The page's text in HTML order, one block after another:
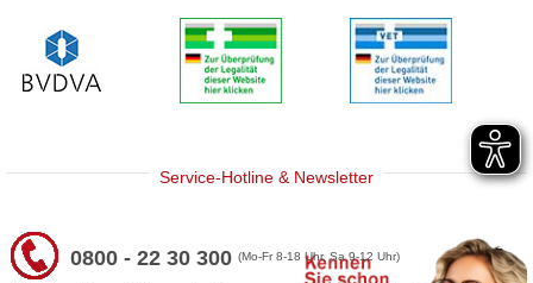
Service-Hotline & Newsletter
0800 - 22 30 300(Mo-Fr 8-18 Uhr, Sa 9-12 Uhr)